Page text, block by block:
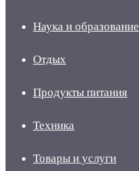
Наука и образование
Отдых
Продукты питания
Техника
Товары и услуги